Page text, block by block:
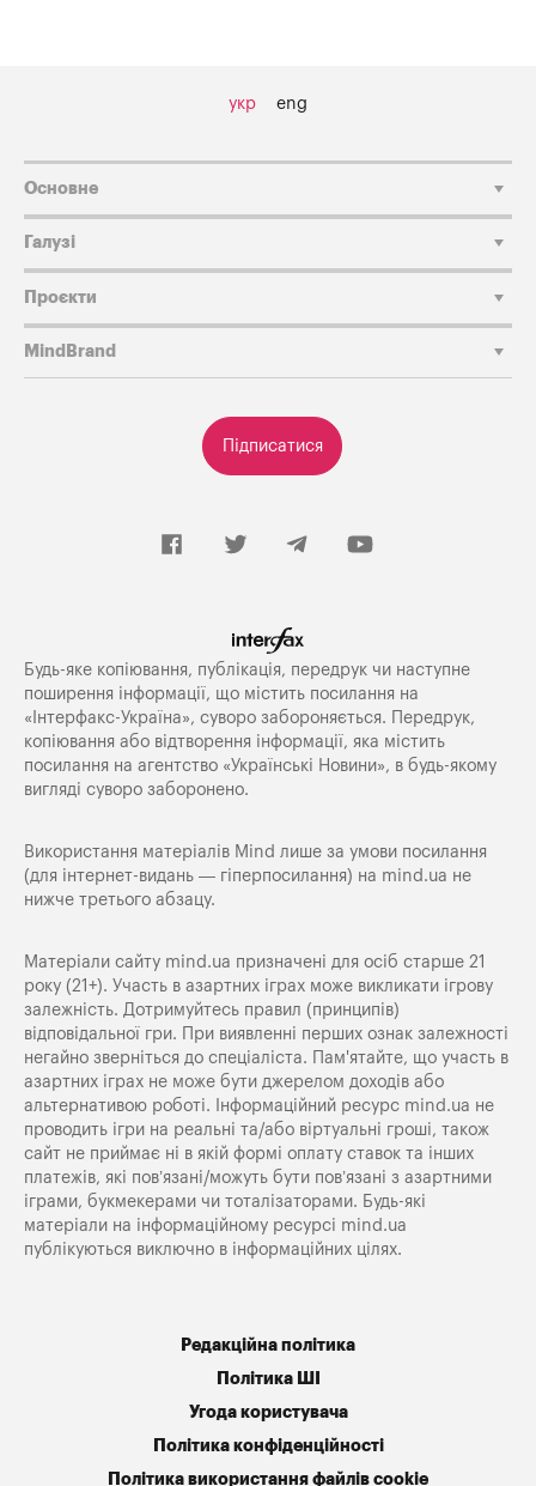
укр eng
Підписатися
Основне
Галузі
Проєкти
MindBrand
Будь-яке копiювання, публiкацiя, передрук чи наступне
поширення iнформацiї, що мiстить посилання на
«Iнтерфакс-Україна», суворо забороняється. Передрук,
копіювання або відтворення інформації, яка містить
посилання на агентство «Українські Новини», в будь-якому
вигляді суворо заборонено.
Використання матеріалів Mind лише за умови посилання
(для інтернет-видань — гіперпосилання) на mind.ua не
нижче третього абзацу.
Матеріали сайту mind.ua призначені для осіб старше 21
року (21+). Участь в азартних іграх може викликати ігрову
залежність. Дотримуйтесь правил (принципів)
відповідальної гри. При виявленні перших ознак залежності
негайно зверніться до спеціаліста. Пам'ятайте, що участь в
азартних іграх не може бути джерелом доходів або
альтернативою роботі. Інформаційний ресурс mind.ua не
проводить ігри на реальні та/або віртуальні гроші, також
сайт не приймає ні в якій формі оплату ставок та інших
платежів, які пов’язані/можуть бути пов’язані з азартними
іграми, букмекерами чи тоталізаторами. Будь-які
матеріали на інформаційному ресурсі mind.ua
публікуються виключно в інформаційних цілях.
Редакційна політика
Політика ШІ
Угода користувача
Політика конфіденційності
Політика використання файлів cookie